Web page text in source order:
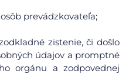
prevádzkovateľa;
zistenie, či došlo
údajov a promptné
orgánu a zodpovednej